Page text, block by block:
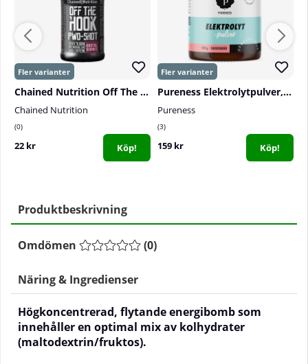
Chained Nutrition Off The Hook PWO-Shot, 60 ml
Chained Nutrition
0
22 kr Köp!
Pureness Elektrolytpulver, 120 g
Pureness
3
159 kr Köp!
Produktbeskrivning
Omdömen (0)
Näring & Ingredienser
Högkoncentrerad, flytande energibomb som
innehåller en optimal mix av kolhydrater
(maltodextrin/fruktos).